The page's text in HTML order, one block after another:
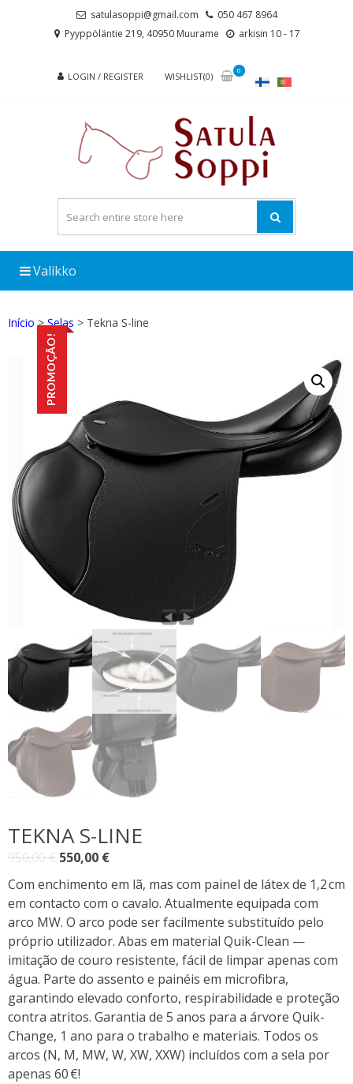
satulasoppi@gmail.com
050 467 8964
Pyyppöläntie 219, 40950 Muurame
arkisin 10 - 17
LOGIN / REGISTER WISHLIST(0)
0
Valikko
Início >Selas > Tekna S-line
PROMOÇÃO!
TEKNA S-LINE
950,00€ O
preço
original
era:
950,00 €.
550,00 €O
preço
atual
é:
550,00 €.
Com enchimento em lã, mas com painel de látex de 1,2 cm
em contacto com o cavalo. Atualmente equipada com
arco MW. O arco pode ser facilmente substituído pelo
próprio utilizador. Abas em material Quik-Clean —
imitação de couro resistente, fácil de limpar apenas com
água. Parte do assento e painéis em microfibra,
garantindo elevado conforto, respirabilidade e proteção
contra atritos. Garantia de 5 anos para a árvore Quik-
Change, 1 ano para o trabalho e materiais. Todos os
arcos (N, M, MW, W, XW, XXW) incluídos com a sela por
apenas 60 €!